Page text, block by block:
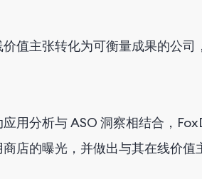
值主张转化为可衡量成果的公司
用分析与 ASO 洞察相结合，
店的曝光，并做出与其在线价值